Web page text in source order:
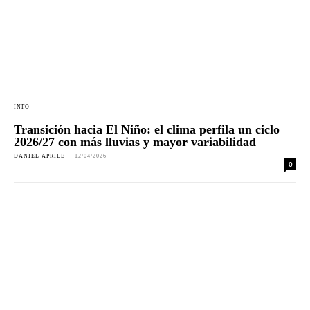
INFO
Transición hacia El Niño: el clima perfila un ciclo
2026/27 con más lluvias y mayor variabilidad
DANIEL APRILE - 12/04/2026
0